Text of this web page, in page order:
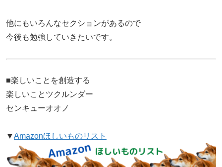
他にもいろんなセクションがあるので
今後も勉強していきたいです。
■楽しいことを創造する
楽しいことツクルンダー
センキューオオノ
▼Amazonほしいものリスト